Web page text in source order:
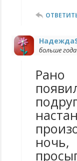
больше
Рано